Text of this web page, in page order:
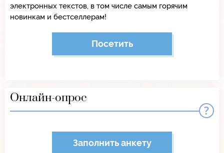
электронных текстов, в том числе самым горячим
новинкам и бестселлерам!
Посетить
Онлайн-опрос
Заполнить анкету